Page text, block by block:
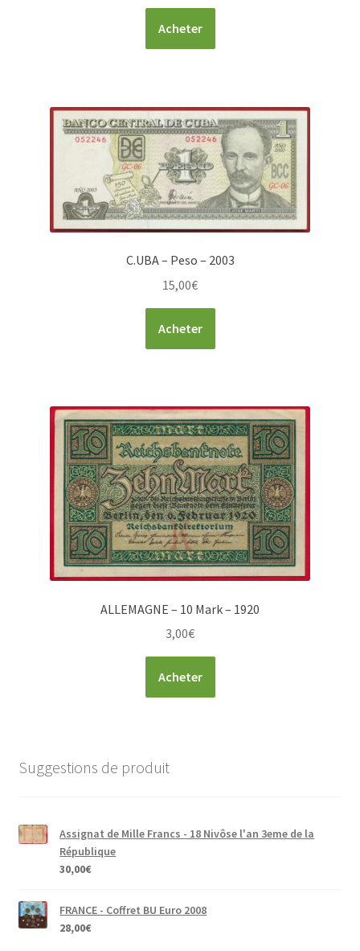
Acheter
C.UBA – Peso – 2003
15,00€
Acheter
ALLEMAGNE – 10 Mark – 1920
3,00€
Acheter
Suggestions de produit
Assignat de Mille Francs - 18 Nivôse l'an 3eme de la
République
30,00€
FRANCE - Coffret BU Euro 2008
28,00€